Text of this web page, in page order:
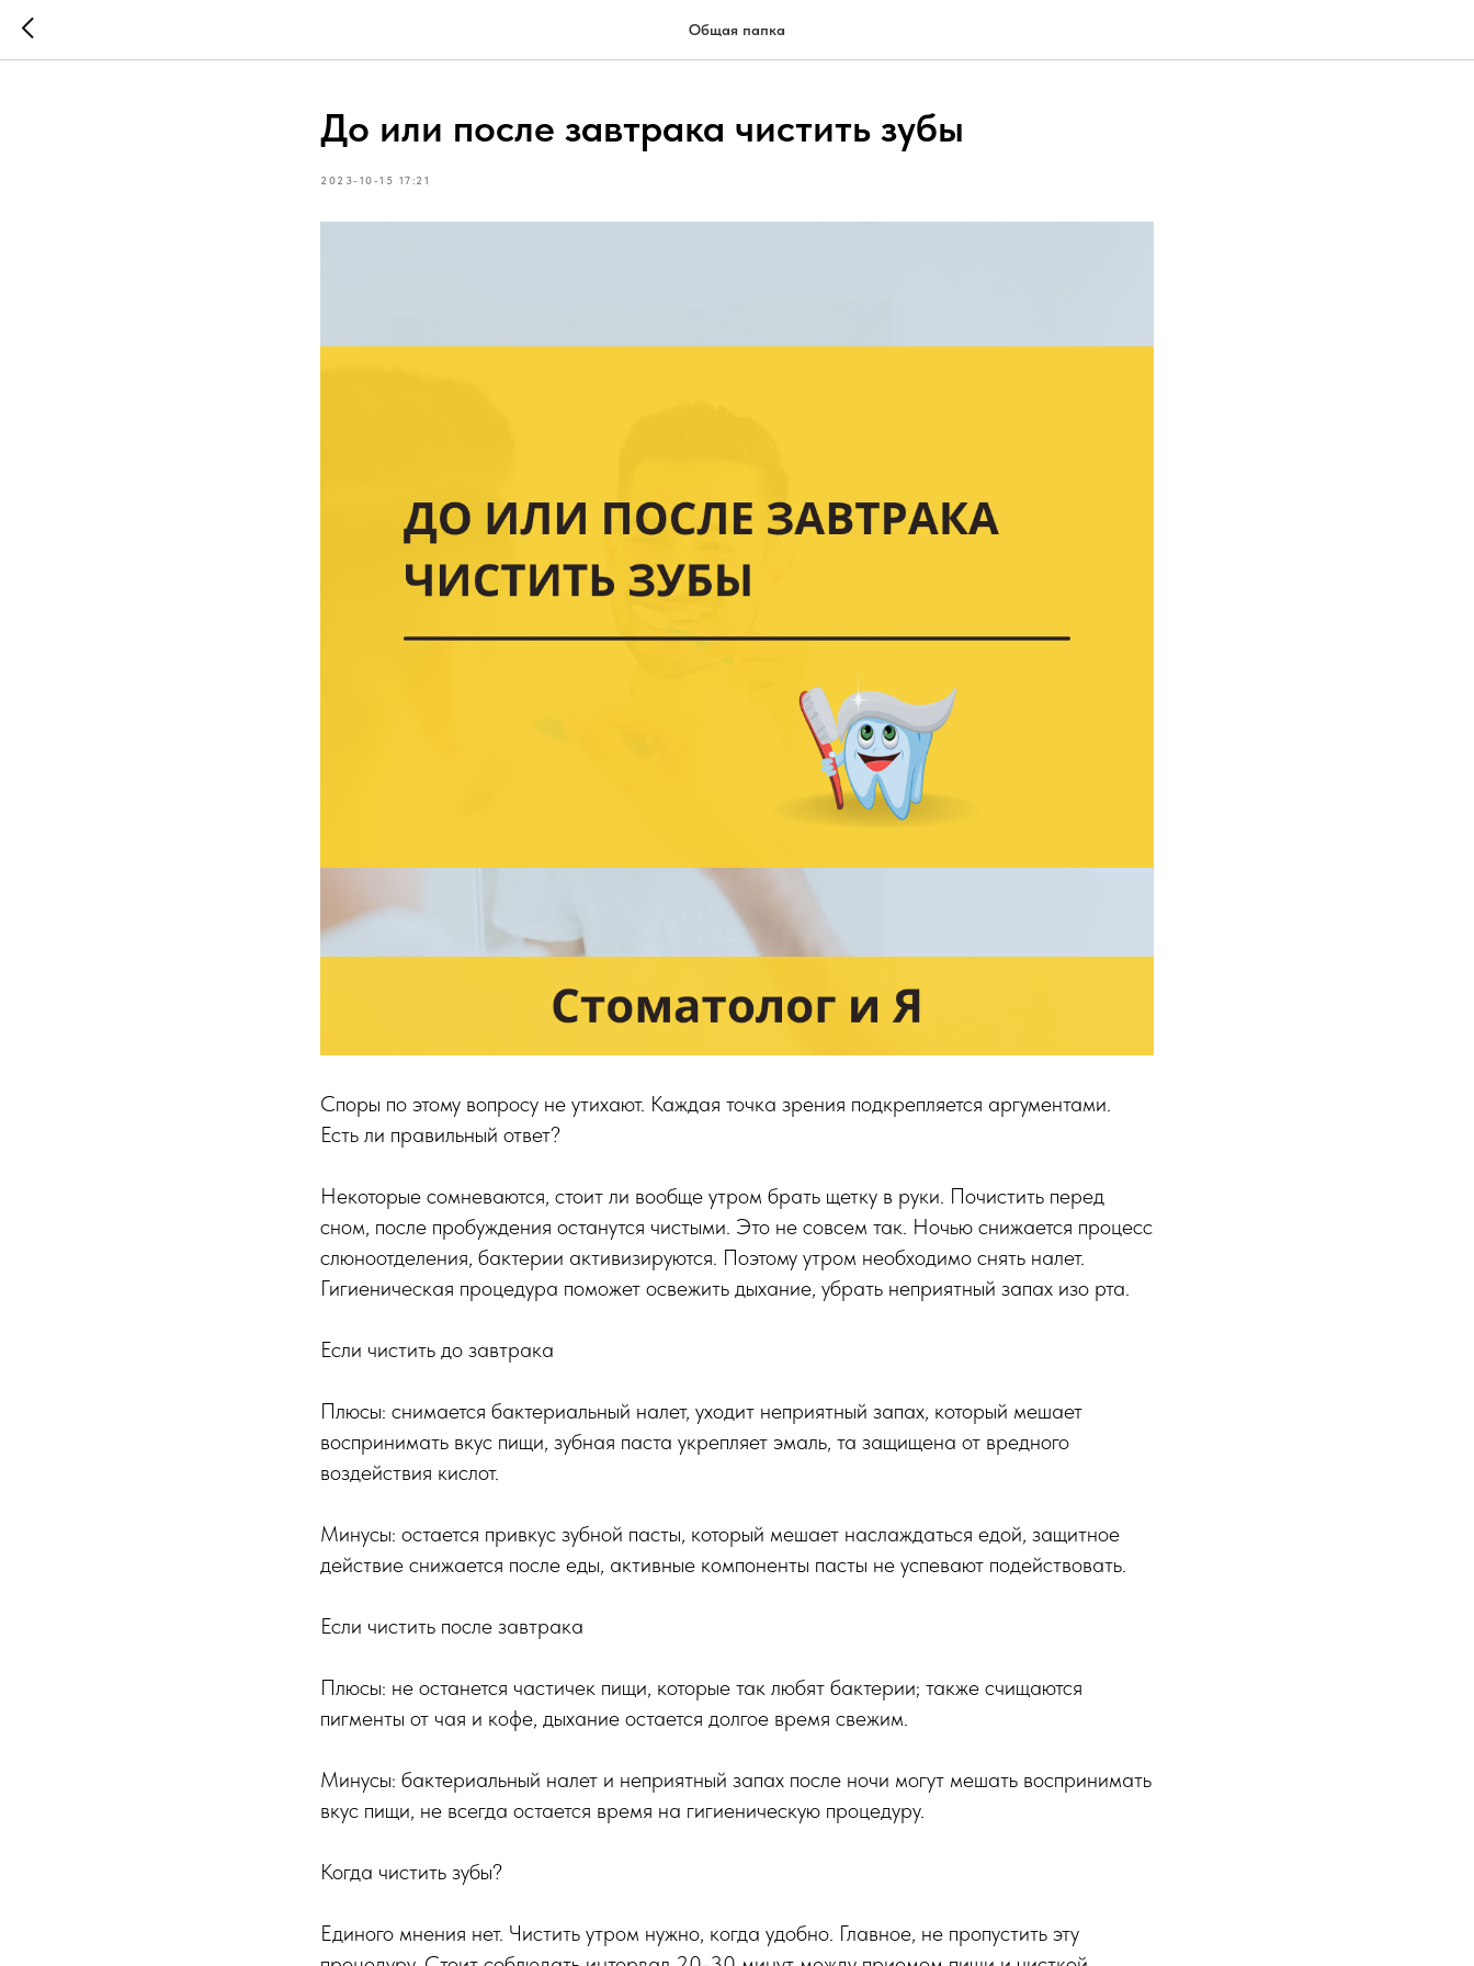
Общая папка
До или после завтрака чистить зубы
2023-10-15 17:21
Споры по этому вопросу не утихают. Каждая точка зрения подкрепляется аргументами.
Есть ли правильный ответ?
Некоторые сомневаются, стоит ли вообще утром брать щетку в руки. Почистить перед
сном, после пробуждения останутся чистыми. Это не совсем так. Ночью снижается процесс
слюноотделения, бактерии активизируются. Поэтому утром необходимо снять налет.
Гигиеническая процедура поможет освежить дыхание, убрать неприятный запах изо рта.
Если чистить до завтрака
Плюсы: снимается бактериальный налет, уходит неприятный запах, который мешает
воспринимать вкус пищи, зубная паста укрепляет эмаль, та защищена от вредного
воздействия кислот.
Минусы: остается привкус зубной пасты, который мешает наслаждаться едой, защитное
действие снижается после еды, активные компоненты пасты не успевают подействовать.
Если чистить после завтрака
Плюсы: не останется частичек пищи, которые так любят бактерии; также счищаются
пигменты от чая и кофе, дыхание остается долгое время свежим.
Минусы: бактериальный налет и неприятный запах после ночи могут мешать воспринимать
вкус пищи, не всегда остается время на гигиеническую процедуру.
Когда чистить зубы?
Единого мнения нет. Чистить утром нужно, когда удобно. Главное, не пропустить эту